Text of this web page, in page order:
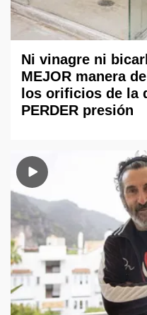
Ni vinagre ni
MEJOR manera
los orificios de la
PERDER presión